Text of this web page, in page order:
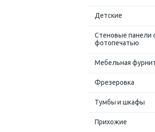
Детские
Стеновые панели
фотопечатью
Мебельная
Фрезеровка
Тумбы и шкафы
Прихожие